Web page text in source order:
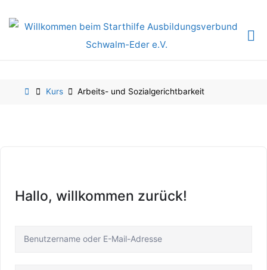
HomeKurs Arbeits- und Sozialgerichtbarkeit
Hallo, willkommen zurück!